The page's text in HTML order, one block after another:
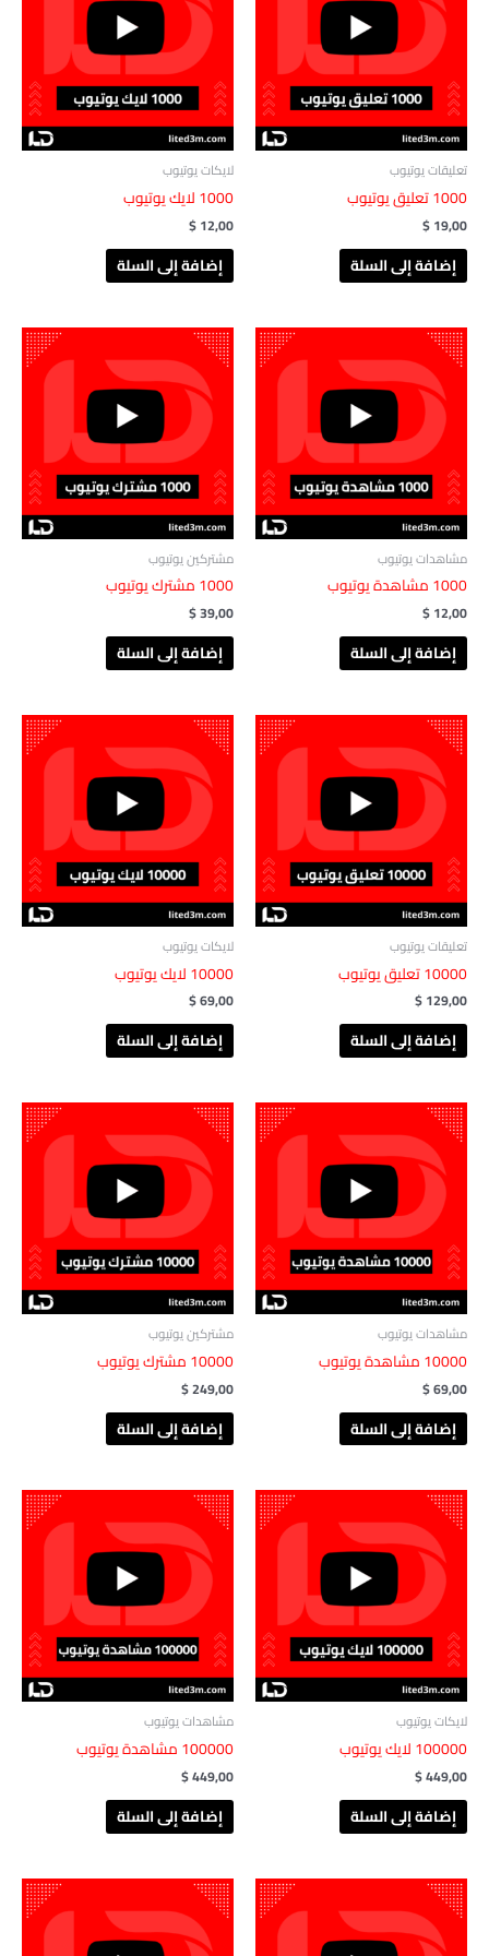
تعليقات يوتيوب
1000 تعليق يوتيوب
$19,00
إضافة إلى السلة
لايكات يوتيوب
1000 لايك يوتيوب
$12,00
إضافة إلى السلة
مشاهدات يوتيوب
1000 مشاهدة يوتيوب
$12,00
إضافة إلى السلة
مشتركين يوتيوب
1000 مشترك يوتيوب
$39,00
إضافة إلى السلة
تعليقات يوتيوب
10000 تعليق يوتيوب
$129,00
إضافة إلى السلة
لايكات يوتيوب
10000 لايك يوتيوب
$69,00
إضافة إلى السلة
مشاهدات يوتيوب
10000 مشاهدة يوتيوب
$69,00
إضافة إلى السلة
مشتركين يوتيوب
10000 مشترك يوتيوب
$249,00
إضافة إلى السلة
لايكات يوتيوب
100000 لايك يوتيوب
$449,00
إضافة إلى السلة
مشاهدات يوتيوب
100000 مشاهدة يوتيوب
$449,00
إضافة إلى السلة